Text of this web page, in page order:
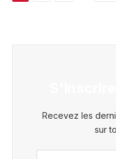
Recevez les
sur